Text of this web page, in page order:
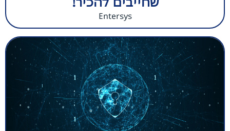
Entersys